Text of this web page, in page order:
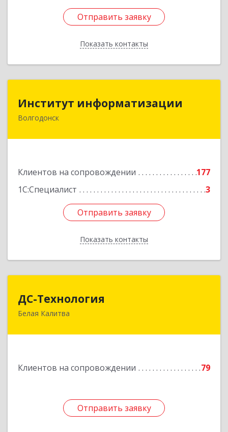
Отправить заявку
Показать контакты
Отправить заявку
Назад
Институт информатизации
Волгодонск
Клиентов на сопровождении
177
1С:Специалист
3
Отправить заявку
Показать контакты
Институт информатизации
347383, Ростовская обл, Волгодонск г, Маршала
Отправить заявку
Назад
ДС-Технология
Белая Калитва
Клиентов на сопровождении 79
Отправить заявку
347045, Ростовская обл, Белокалитвинский р-н,
Отправить заявку